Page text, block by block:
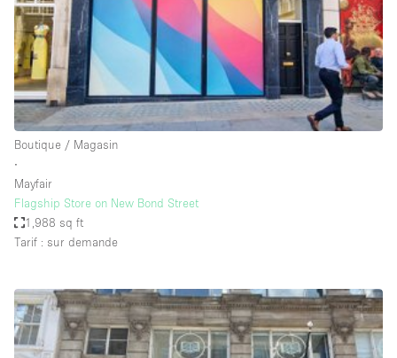
Camion / Fourgon
Commerce
Container
Entrepôt / Espace Stockage / Box
Espace Atypique / Unique
Espace Publicitaire
Espace Événementiel
Kiosque / Stand / Corner
Lobby / Accueil
Boutique / Magasin
∙
Mayfair
Flagship Store on New Bond Street
1,988 sq ft
Tarif : sur demande